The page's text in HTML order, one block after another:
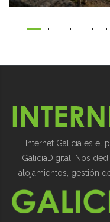
Internet Galicia es el
GaliciaDigital. Nos
alojamientos, gestión